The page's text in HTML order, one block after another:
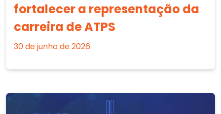
fortalecer a representação da
carreira de ATPS
30 de junho de 2026